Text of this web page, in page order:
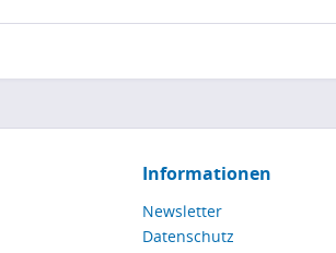
Informationen
Newsletter
Datenschutz